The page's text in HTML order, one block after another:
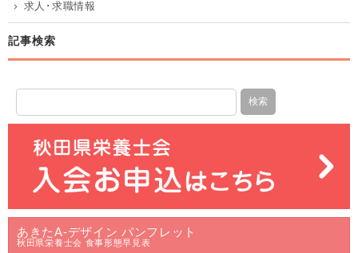
求人･求職情報
記事検索
あきたA-デザイン パンフレット
秋田県栄養士会 食事形態早見表